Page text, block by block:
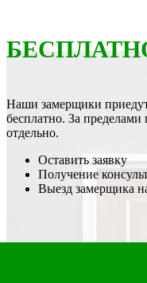
Наши замерщики приедут
бесплатно. За пределами
отдельно.
Оставить заявку
Получение
Выезд замерщика